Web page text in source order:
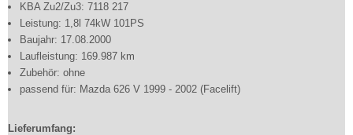
KBA Zu2/Zu3: 7118 217
Leistung: 1,8l 74kW 101PS
Baujahr: 17.08.2000
Laufleistung: 169.987 km
Zubehör: ohne
passend für: Mazda 626 V 1999 - 2002 (Facelift)
Lieferumfang: